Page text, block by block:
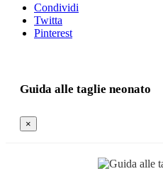
Condividi
Twitta
Pinterest
Guida alle taglie neonato
×